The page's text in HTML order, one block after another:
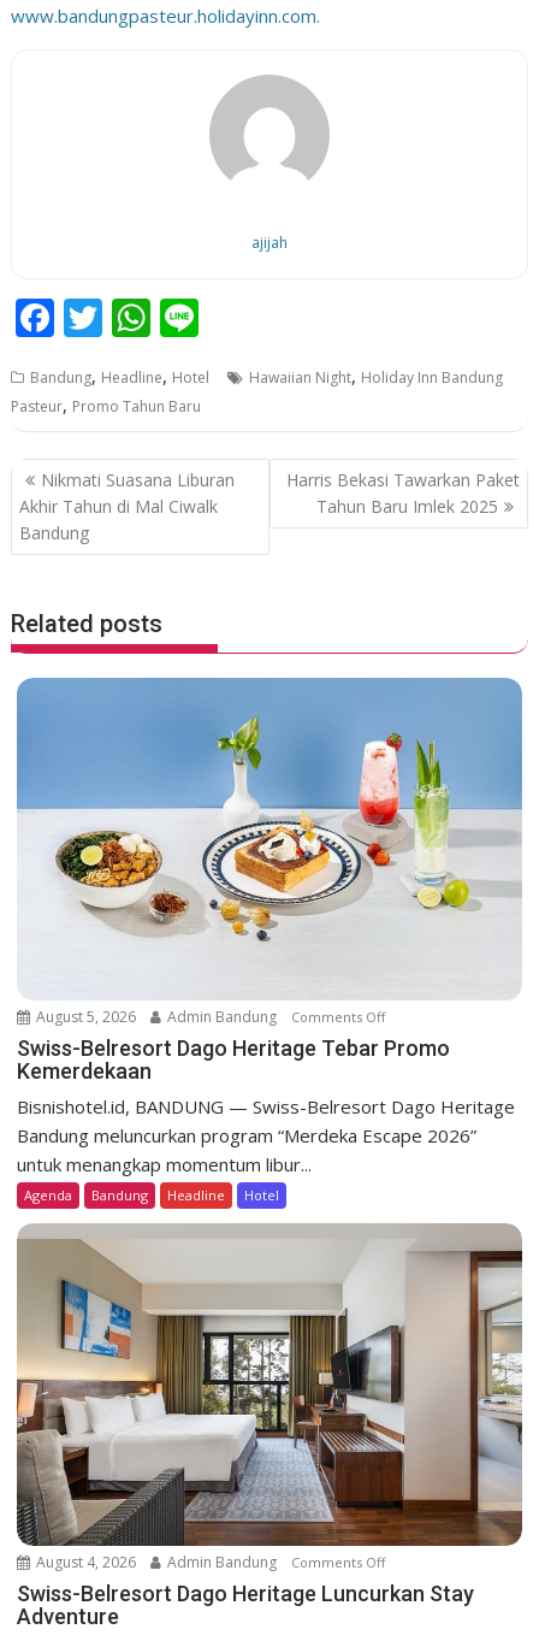
www.bandungpasteur.holidayinn.com.
ajijah
F
ac
e
b
o
o
k
T
w
itt
er
W
h
at
s
A
p
p
e
Bandung, Headline, Hotel Hawaiian Night, Holiday Inn Bandung
Pasteur, Promo Tahun Baru
P
o
s
n
a
i
Nikmati Suasana Liburan
Akhir Tahun di Mal Ciwalk
Bandung
Harris Bekasi Tawarkan Paket
Tahun Baru Imlek 2025
Related posts
August 5, 2026 Admin Bandung Comments Offo
n
s
B
e
o
t
g
o
e
Swiss-Belresort Dago Heritage Tebar Promo
Kemerdekaan
Bisnishotel.id, BANDUNG — Swiss-Belresort Dago Heritage
Bandung meluncurkan program “Merdeka Escape 2026”
untuk menangkap momentum libur...
Agenda Bandung Headline Hotel
August 4, 2026 Admin Bandung Comments Offo
n
Swiss-Belresort Dago Heritage Luncurkan Stay
Adventure